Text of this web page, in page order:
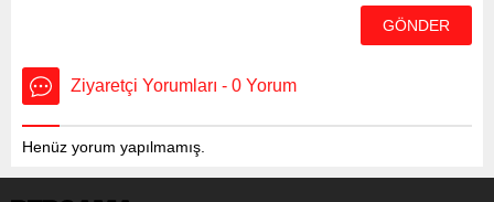
Ziyaretçi Yorumları - 0 Yorum
Henüz yorum yapılmamış.